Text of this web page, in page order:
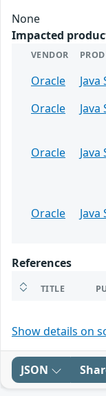
None
Impacted
VENDOR
Oracle Java
Oracle
Java
Oracle
Java
Oracle
Java
References
TITLE
Show details on
JSON